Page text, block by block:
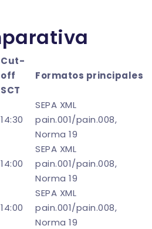
Cut-
off
SCT
Formatos principales
14:30
SEPA XML
pain.001/pain.008,
Norma 19
14:00
SEPA XML
pain.001/pain.008,
Norma 19
14:00
SEPA XML
pain.001/pain.008,
Norma 19